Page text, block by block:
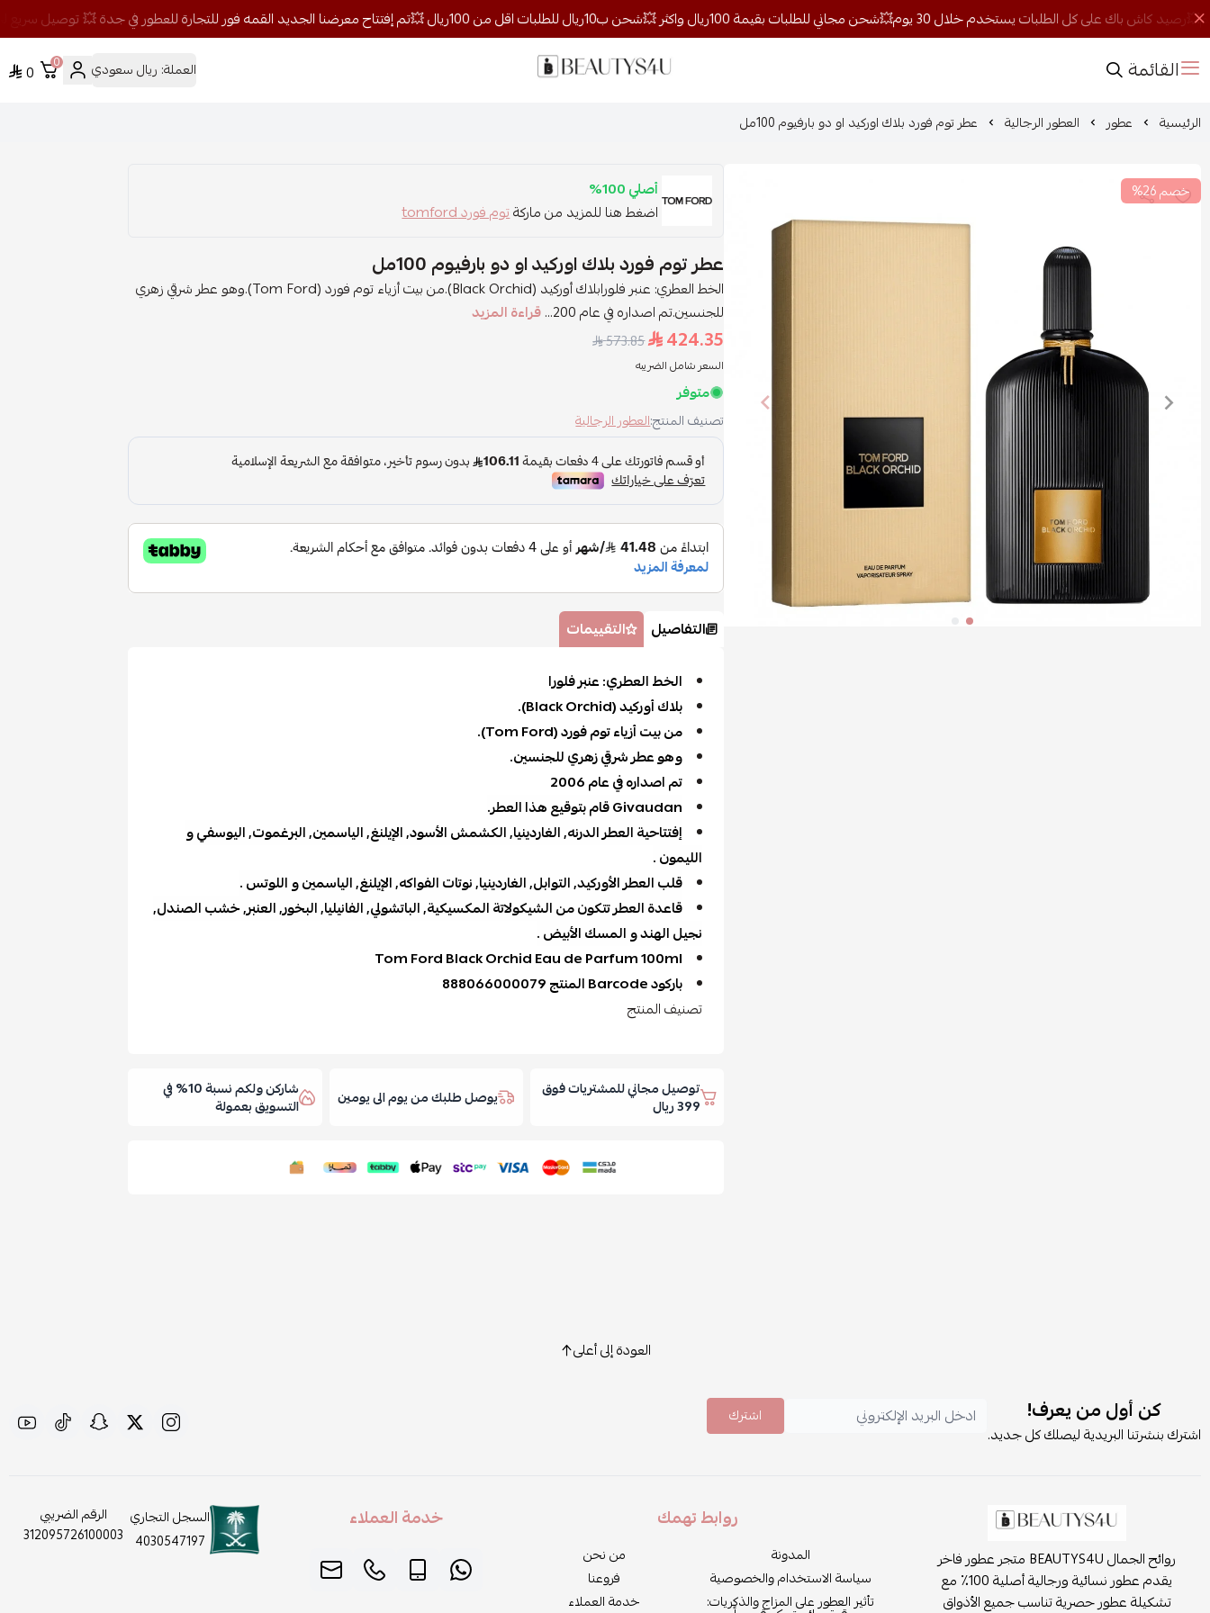
القائمة روائح الجمال العملة: ريال سعودي 0
0
الرئيسية عطور العطور الرجالية عطر توم فورد بلاك اوركيد او دو بارفيوم 100مل
خصم 26%
أصلي 100%
اضغط هنا للمزيد من ماركةتوم فورد tomford
عطر توم فورد بلاك اوركيد او دو بارفيوم 100مل
الخط العطري: عنبر فلورابلاك أوركيد (Black Orchid).من بيت أزياء توم فورد (Tom Ford).وهو عطر شرقي زهري
للجنسين.تم اصداره في عام 200...
قراءة المزيد
424.35
573.85
السعر شامل الضريبه
متوفر
تصنيف المنتج:العطور الرجالية
التفاصيل التقييمات
الخط العطري: عنبر فلورا
بلاك أوركيد (Black Orchid).
من بيت أزياء توم فورد (Tom Ford).
وهو عطر شرقي زهري للجنسين.
تم اصداره في عام 2006
Givaudan قام بتوقيع هذا العطر.
إفتتاحية العطر الدرنه, الغاردينيا, الكشمش الأسود, الإيلنغ, الياسمين, البرغموت, اليوسفي و
الليمون .
قلب العطر الأوركيد, التوابل, الغاردينيا, نوتات الفواكه, الإيلنغ, الياسمين و اللوتس .
قاعدة العطر تتكون من الشيكولاتة المكسيكية, الباتشولي, الفانيليا, البخور, العنبر, خشب الصندل,
نجيل الهند و المسك الأبيض .
Tom Ford Black Orchid Eau de Parfum 100ml
باركود Barcode المنتج 888066000079
تصنيف المنتج
توصيل مجاني للمشتريات فوق
399 ريال يوصل طلبك من يوم الى يومين شاركن ولكم نسبة 10% في
التسويق بعمولة
العودة إلى أعلى
كن أول من يعرف!
اشترك بنشرتنا البريدية ليصلك كل جديد.
اشترك
روائح الجمال BEAUTYS4U متجر عطور فاخر
يقدم عطور نسائية ورجالية أصلية 100٪ مع
تشكيلة عطور حصرية تناسب جميع الأذواق
روابط تهمك
المدونة
سياسة الاستخدام والخصوصية
تأثير العطور على المزاج والذكريات:
من نحن
فروعنا
خدمة العملاء
خدمة العملاء
السجل التجاري
4030547197
الرقم الضريبي
312095726100003